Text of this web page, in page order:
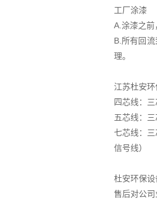
工厂涂漆
A.涂漆之
B.所有回
理。
江苏杜安
四芯线：
五芯线：
七芯线：
信号线）
杜安环保
售后对公